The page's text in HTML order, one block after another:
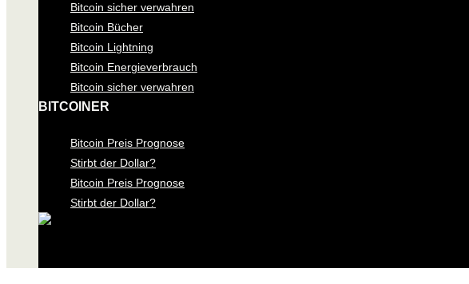
Bitcoin sicher verwahren
Bitcoin Bücher
Bitcoin Lightning
Bitcoin Energieverbrauch
Bitcoin sicher verwahren
BITCOINER
Bitcoin Preis Prognose
Stirbt der Dollar?
Bitcoin Preis Prognose
Stirbt der Dollar?